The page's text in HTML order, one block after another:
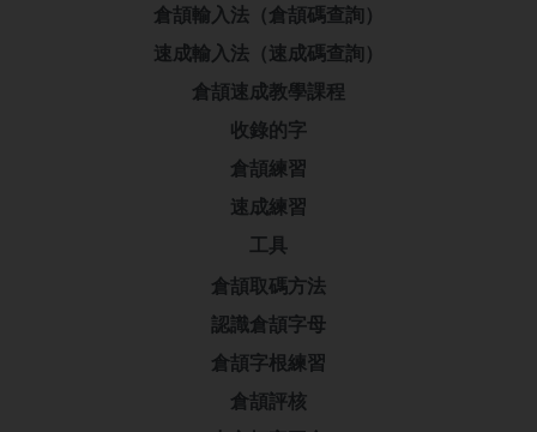
倉頡輸入法（倉頡碼查詢）
速成輸入法（速成碼查詢）
倉頡速成教學課程
收錄的字
倉頡練習
速成練習
工具
倉頡取碼方法
認識倉頡字母
倉頡字根練習
倉頡評核